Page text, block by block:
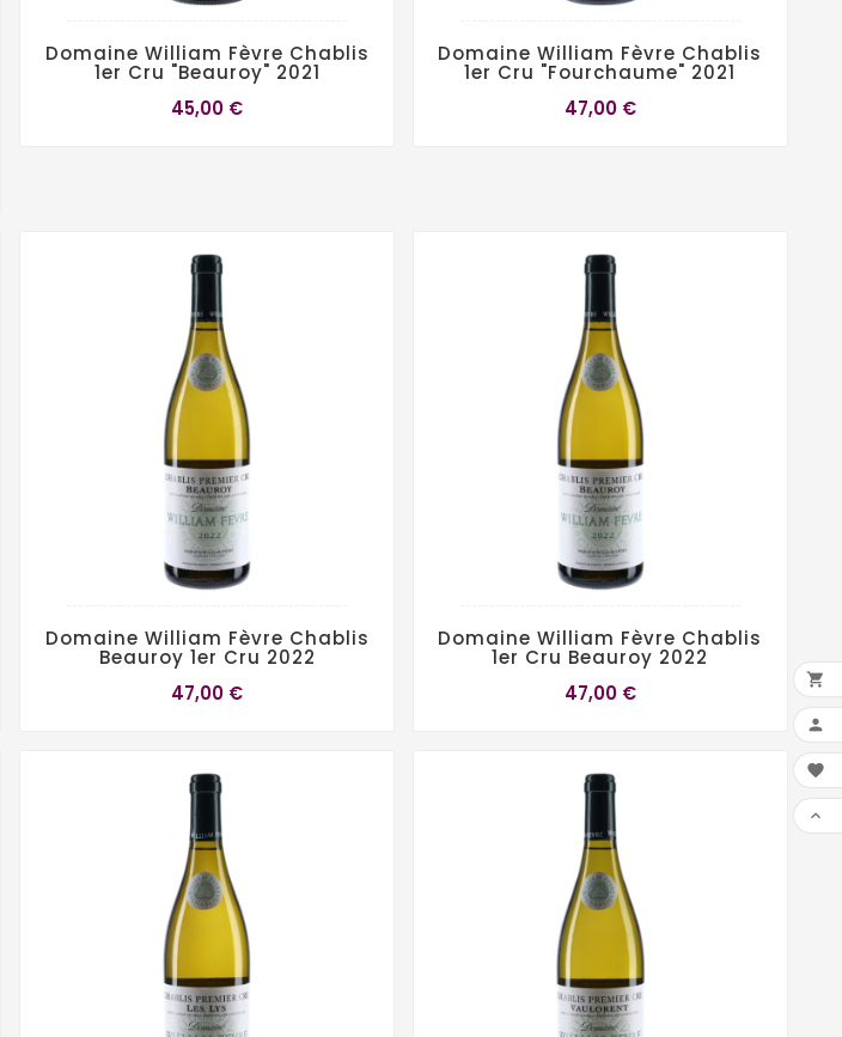
Domaine William Fèvre Chablis
1er Cru "Beauroy" 2021
45,00 €
Domaine William Fèvre Chablis
1er Cru "Fourchaume" 2021
47,00 €
Domaine William Fèvre Chablis
Beauroy 1er Cru 2022
47,00 €
Domaine William Fèvre Chablis
1er Cru Beauroy 2022
47,00 €



